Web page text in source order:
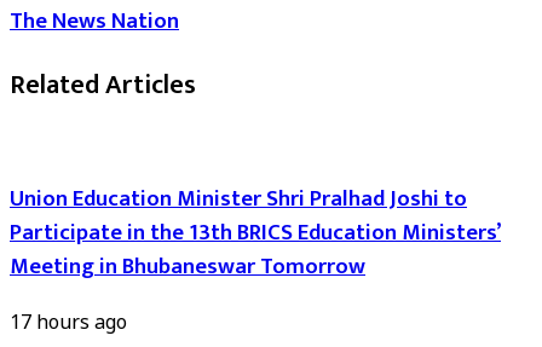
The News Nation
Related Articles
Union Education Minister Shri Pralhad Joshi to
Participate in the 13th BRICS Education Ministers’
Meeting in Bhubaneswar Tomorrow
17 hours ago